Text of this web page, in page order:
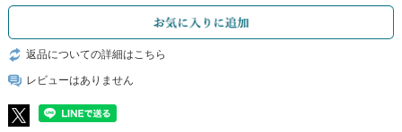
返品についての詳細はこちら
レビューはありません